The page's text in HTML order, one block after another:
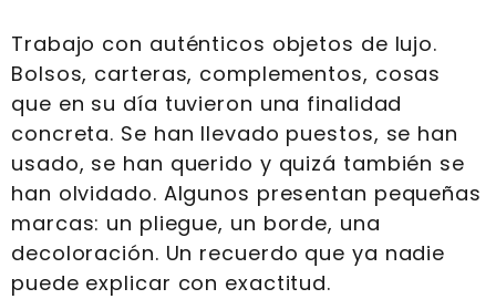
Trabajo con auténticos objetos de lujo.
Bolsos, carteras, complementos, cosas
que en su día tuvieron una finalidad
concreta. Se han llevado puestos, se han
usado, se han querido y quizá también se
han olvidado. Algunos presentan pequeñas
marcas: un pliegue, un borde, una
decoloración. Un recuerdo que ya nadie
puede explicar con exactitud.